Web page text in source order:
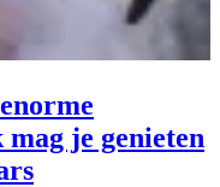
je genieten